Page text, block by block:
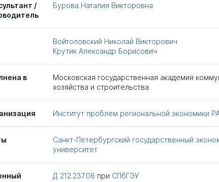
/
Бурова Наталия Викторовна
Войтоловский Николай Викторович
Крутик Александр Борисович
в
Московская государственная академия
хозяйства и строительства
Институт проблем региональной экономики
Санкт-Петербургский государственный
университет
Д 212.237.08 при СПбГЭУ